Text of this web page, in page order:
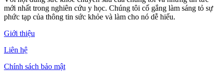
mới nhất trong nghiên cứu y học. Chúng tôi cố gắng làm sáng tỏ sự
phức tạp của thông tin sức khỏe và làm cho nó dễ hiểu.
Giới thiệu
Liên hệ
Chính sách bảo mật